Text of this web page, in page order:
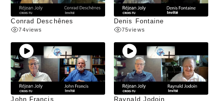
Conrad Deschênes
74views
Denis Fontaine
75views
John Francis Raynald Jodoin